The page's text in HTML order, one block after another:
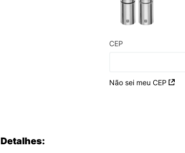
CEP
Não sei meu CEP
Detalhes: